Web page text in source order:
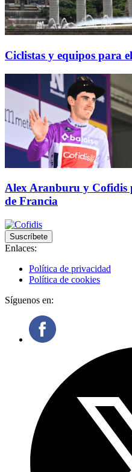
Ciclistas y equipos para
Alex Aranburu y Cofidis
de Francia
Suscríbete
Enlaces:
Política de privacidad
Política de cookies
Síguenos en: